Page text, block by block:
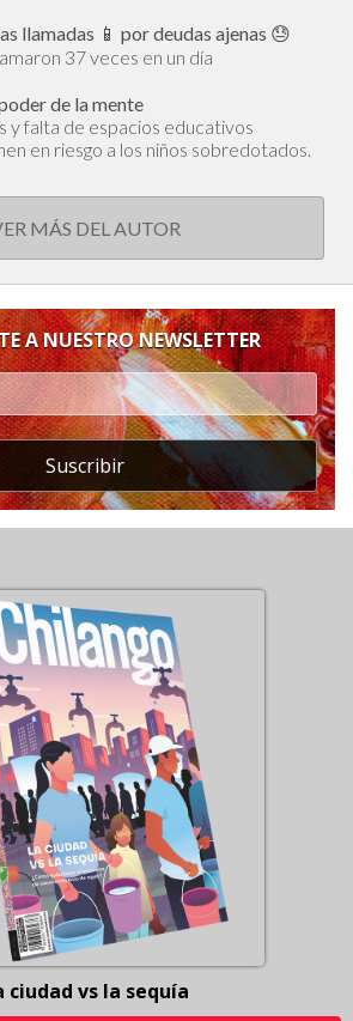
llamadas 📱 por deudas ajenas 😓
37 veces en un día
de la mente
y falta de espacios educativos
en riesgo a los niños sobredotados.
MÁS DEL AUTOR
A NUESTRO NEWSLETTER
Suscribir
ciudad vs la sequía